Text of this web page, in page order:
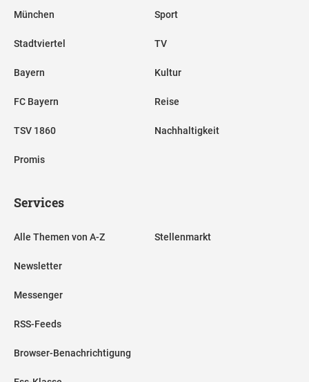
München
Stadtviertel
Bayern
FC Bayern
TSV 1860
Promis
Sport
TV
Kultur
Reise
Nachhaltigkeit
Services
Alle Themen von A-Z
Newsletter
Messenger
RSS-Feeds
Browser-Benachrichtigung
Stellenmarkt